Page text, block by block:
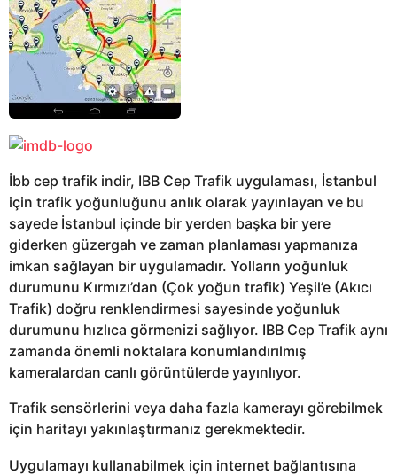
İbb cep trafik indir, IBB Cep Trafik uygulaması, İstanbul
için trafik yoğunluğunu anlık olarak yayınlayan ve bu
sayede İstanbul içinde bir yerden başka bir yere
giderken güzergah ve zaman planlaması yapmanıza
imkan sağlayan bir uygulamadır. Yolların yoğunluk
durumunu Kırmızı’dan (Çok yoğun trafik) Yeşil’e (Akıcı
Trafik) doğru renklendirmesi sayesinde yoğunluk
durumunu hızlıca görmenizi sağlıyor. IBB Cep Trafik aynı
zamanda önemli noktalara konumlandırılmış
kameralardan canlı görüntülerde yayınlıyor.
Trafik sensörlerini veya daha fazla kamerayı görebilmek
için haritayı yakınlaştırmanız gerekmektedir.
Uygulamayı kullanabilmek için internet bağlantısına